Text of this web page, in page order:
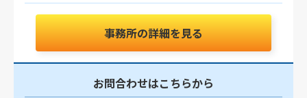
事務所の詳細を見る
お問合わせはこちらから